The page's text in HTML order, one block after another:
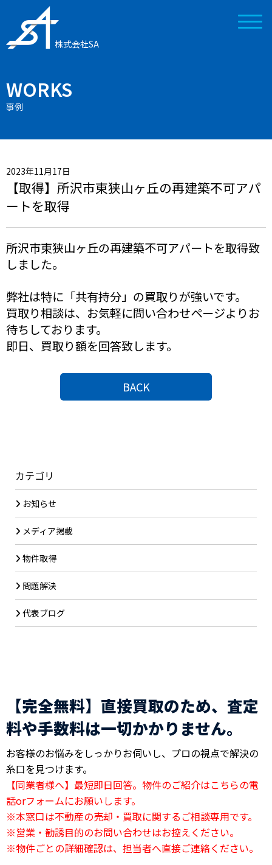
株式会社SA
WORKS
事例
2023年11月17日
【取得】所沢市東狭山ヶ丘の再建築不可アパ
ートを取得
所沢市東狭山ヶ丘の再建築不可アパートを取得致
しました。
弊社は特に「共有持分」の買取りが強いです。
買取り相談は、お気軽に問い合わせページよりお
待ちしております。
即日、買取り額を回答致します。
BACK
カテゴリ
お知らせ
メディア掲載
物件取得
問題解決
代表ブログ
【完全無料】直接買取のため、査定
料や手数料は一切かかりません。
お客様のお悩みをしっかりお伺いし、プロの視点で解決の
糸口を見つけます。
【同業者様へ】最短即日回答。物件のご紹介はこちらの電
話orフォームにお願いします。
※本窓口は不動産の売却・買取に関するご相談専用です。
※営業・勧誘目的のお問い合わせはお控えください。
※物件ごとの詳細確認は、担当者へ直接ご連絡ください。